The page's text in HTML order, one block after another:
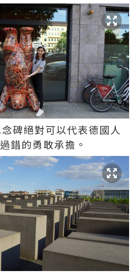
碑絕對可以代表德國人
錯的勇敢承擔。